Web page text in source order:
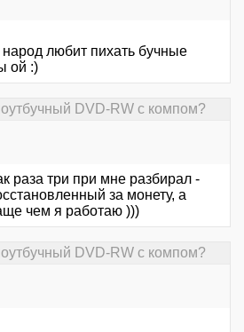
народ любит пихать бучные
ой :)
DVD-RW с компом?
раза три при мне разбирал -
за монету, а
чем я работаю )))
DVD-RW с компом?